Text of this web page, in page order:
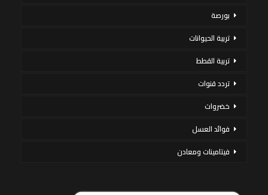
بورصة
تربية الحيوانات
تربية القطط
تردد قنوات
خضروات
فوائد العسل
فيتامينات ومعادن